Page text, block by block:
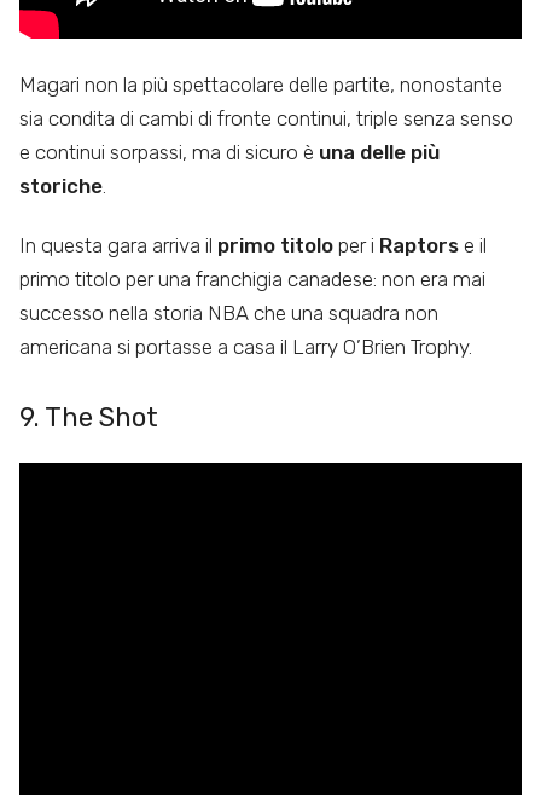
Magari non la più spettacolare delle partite, nonostante
sia condita di cambi di fronte continui, triple senza senso
e continui sorpassi, ma di sicuro è una delle più
storiche
In questa gara arriva il primo titolo per i Raptors e il
primo titolo per una franchigia canadese: non era mai
successo nella storia NBA che una squadra non
americana si portasse a casa il Larry O’Brien Trophy.
9. The Shot